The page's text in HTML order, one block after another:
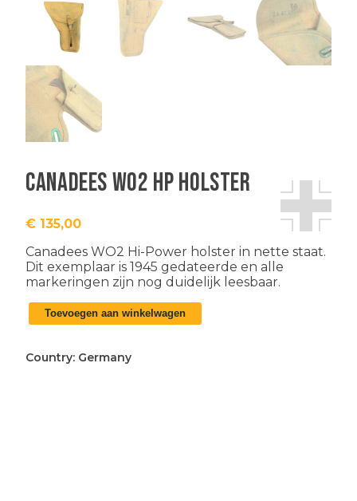
Canadees WO2 HP holster
€ 135,00
Canadees WO2 Hi-Power holster in nette staat.
Dit exemplaar is 1945 gedateerde en alle
markeringen zijn nog duidelijk leesbaar.
Canadees
WO2
holster
Toevoegen aan winkelwagen
Country: Germany